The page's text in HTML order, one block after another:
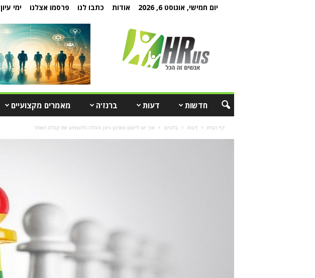
יום חמישי, אוגוסט 6, 2026 אודות כתבו לנו פרסמו אצלנו ימי עיון
חדשות דעות ברנז'ה מאמרים מקצועיים
דף הבית דעות בלוגים איך יש ליישם בארגון גיוון והכלה ולהטמיע את קבלת האחר